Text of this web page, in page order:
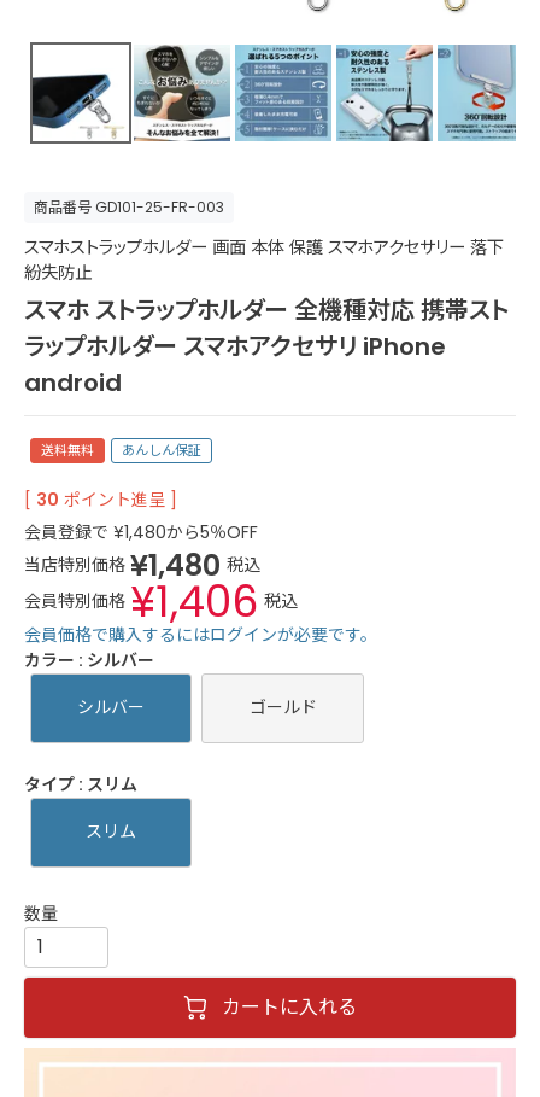
商品番号 GD101-25-FR-003
スマホストラップホルダー 画面 本体 保護 スマホアクセサリー 落下
紛失防止
スマホ ストラップホルダー 全機種対応 携帯スト
ラップホルダー スマホアクセサリ iPhone
android
送料無料 あんしん保証
[ 30 ポイント進呈 ]
会員登録で ¥1,480から5％OFF
当店特別価格 ¥1,480 税込
会員特別価格 ¥1,406 税込
会員価格で購入するにはログインが必要です。
カラー シルバー
シルバー
ゴールド
タイプ スリム
スリム
カートに入れる